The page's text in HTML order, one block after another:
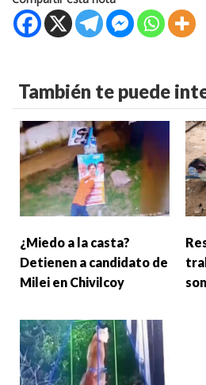
También te puede
¿Miedo a la casta?
Detienen a candidato de
Milei en Chivilcoy